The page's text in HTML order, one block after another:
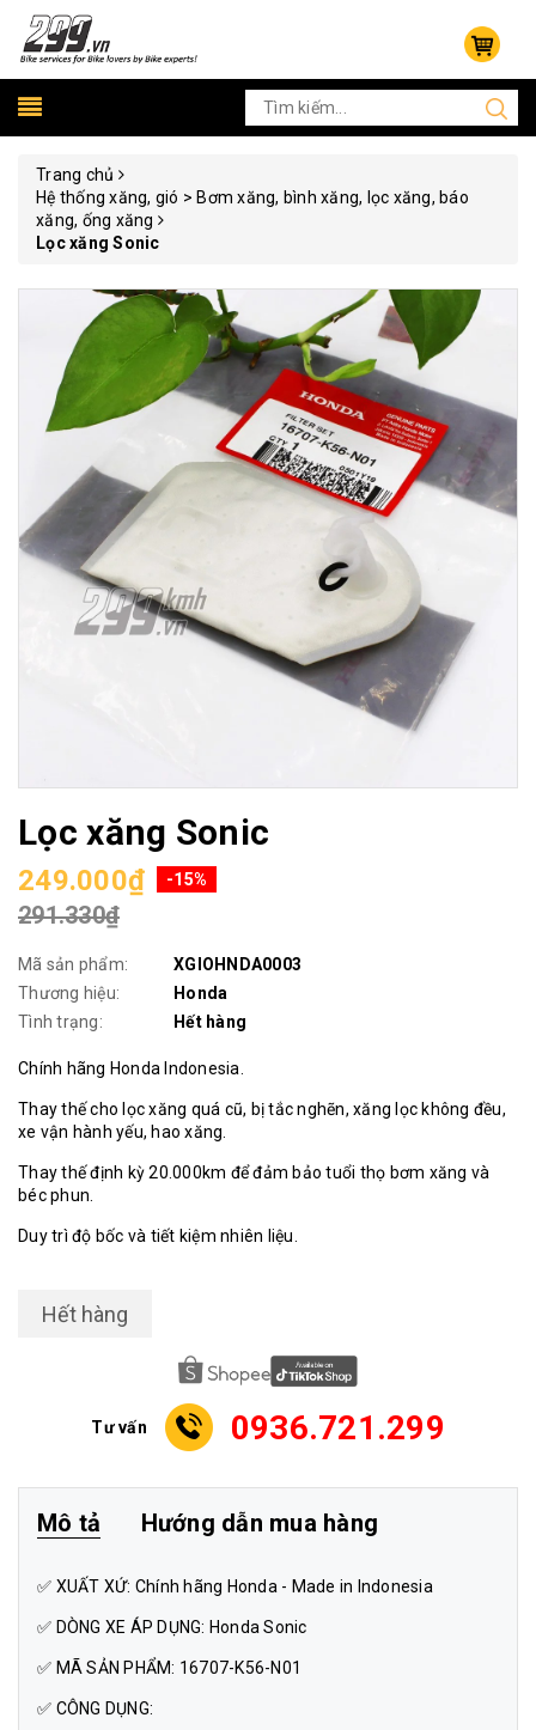
Trang chủ
Hệ thống xăng, gió > Bơm xăng, bình xăng, lọc xăng, báo
xăng, ống xăng
Lọc xăng Sonic
Lọc xăng Sonic
249.000₫ -15%
291.330₫
Mã sản phẩm:
XGIOHNDA0003
Thương hiệu:
Honda
Tình trạng:
Hết hàng
Chính hãng Honda Indonesia.
Thay thế cho lọc xăng quá cũ, bị tắc nghẽn, xăng lọc không đều,
xe vận hành yếu, hao xăng.
Thay thế định kỳ 20.000km để đảm bảo tuổi thọ bơm xăng và
béc phun.
Duy trì độ bốc và tiết kiệm nhiên liệu.
Hết hàng
Tư vấn 0936.721.299
Mô tả Hướng dẫn mua hàng
✅ XUẤT XỨ: Chính hãng Honda - Made in Indonesia
✅ DÒNG XE ÁP DỤNG: Honda Sonic
✅ MÃ SẢN PHẨM: 16707-K56-N01
✅ CÔNG DỤNG: